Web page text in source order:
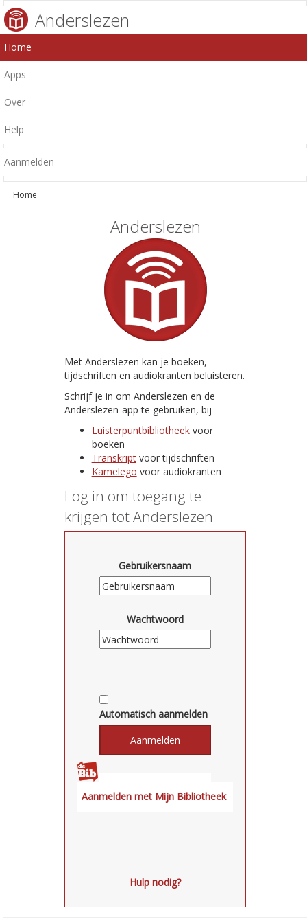
Anderslezen
Home
Apps
Over
Help
Aanmelden
Home
Anderslezen
Met Anderslezen kan je boeken,
tijdschriften en audiokranten beluisteren.
Schrijf je in om Anderslezen en de
Anderslezen-app te gebruiken, bij
Luisterpuntbibliotheekvoor
boeken
Transkriptvoor tijdschriften
Kamelego voor audiokranten
Log in om toegang te
krijgen tot Anderslezen
Gebruikersnaam
Wachtwoord
Automatisch aanmelden
Hulp nodig?